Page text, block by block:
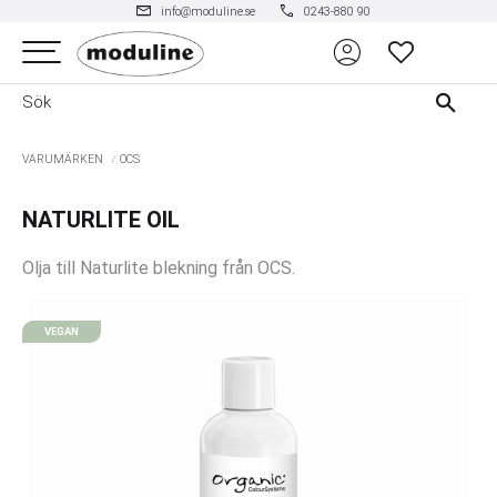
Meny
mail info@moduline.se phone 0243-880 90
account_circle FAVORITER
VARUMÄRKEN OCS
NATURLITE OIL
Olja till Naturlite blekning från OCS.
VEGAN